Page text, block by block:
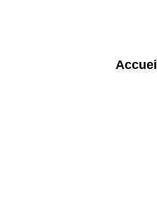
Accueil